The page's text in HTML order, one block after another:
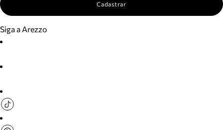
Cadastrar
Siga a Arezzo